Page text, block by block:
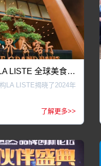
《大国品牌》携手“法国LA LISTE 全球美食榜单” 2024盛大发布
LA LISTE揭晓了2024年
了解更多>>